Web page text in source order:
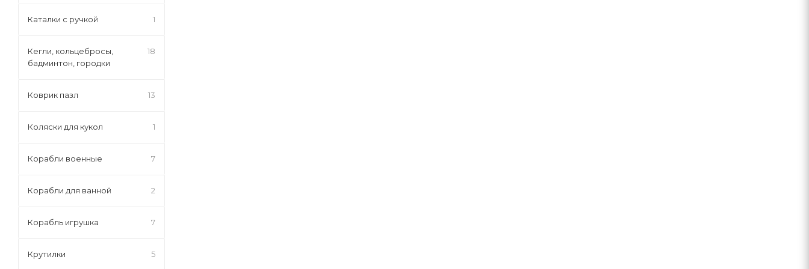
Каталки с ручкой 1
Кегли, кольцебросы,
бадминтон, городки
18
Коврик пазл 13
Коляски для кукол 1
Корабли военные 7
Корабли для ванной 2
Корабль игрушка 7
Крутилки 5